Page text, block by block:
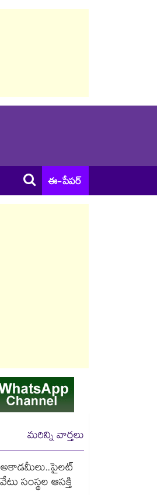
ఈ-పేపర్
మరిన్ని వార్తలు
సంస్థల ఆసక్తి